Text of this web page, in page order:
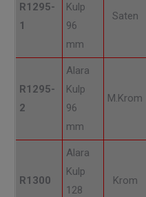
R1295-
1
Kulp
96
mm
Saten
R1295-
2
Alara
Kulp
96
mm
M.Krom
R1300
Alara
Kulp
128
Krom